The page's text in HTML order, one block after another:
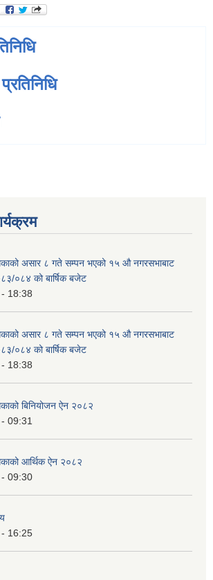
असार ८ गते सम्पन भएको १५ ‍‍‍औ नगरसभाबाट
०८४ को बार्षिक बजेट
18:38
असार ८ गते सम्पन भएको १५ ‍‍‍औ नगरसभाबाट
०८४ को बार्षिक बजेट
18:38
बिनियोजन ऐन २०८२
09:31
आर्थिक ऐन २०८२
09:30
16:25